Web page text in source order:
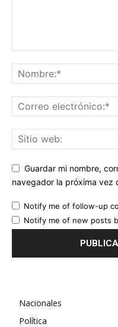
Guardar mi nombre,
navegador la próxima vez
Notify me of follow-up
Notify me of new posts
Nacionales
Política